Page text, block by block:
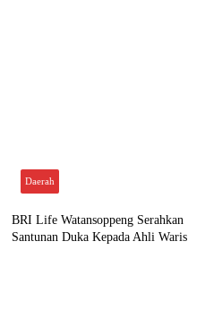
Daerah
BRI Life Watansoppeng Serahkan
Santunan Duka Kepada Ahli Waris